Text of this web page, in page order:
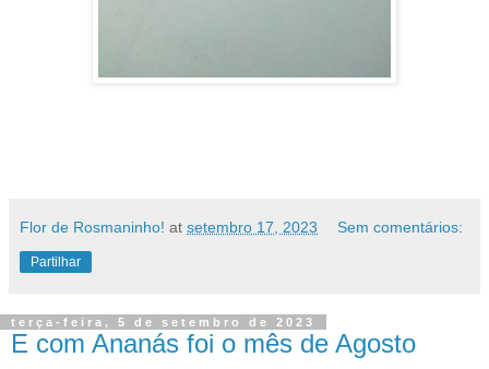
Flor de Rosmaninho! at setembro 17, 2023 Sem comentários:
Partilhar
terça-feira, 5 de setembro de 2023
E com Ananás foi o mês de Agosto